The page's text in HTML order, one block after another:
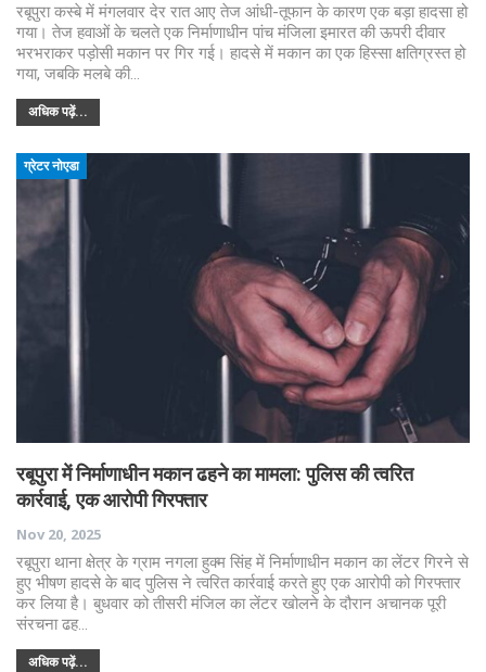
रबूपुरा कस्बे में मंगलवार देर रात आए तेज आंधी-तूफान के कारण एक बड़ा हादसा हो
गया। तेज हवाओं के चलते एक निर्माणाधीन पांच मंजिला इमारत की ऊपरी दीवार
भरभराकर पड़ोसी मकान पर गिर गई। हादसे में मकान का एक हिस्सा क्षतिग्रस्त हो
गया, जबकि मलबे की…
अधिक पढ़ें...
ग्रेटर नोएडा
रबूपुरा में निर्माणाधीन मकान ढहने का मामला: पुलिस की त्वरित
कार्रवाई, एक आरोपी गिरफ्तार
Nov 20, 2025
रबूपुरा थाना क्षेत्र के ग्राम नगला हुक्म सिंह में निर्माणाधीन मकान का लेंटर गिरने से
हुए भीषण हादसे के बाद पुलिस ने त्वरित कार्रवाई करते हुए एक आरोपी को गिरफ्तार
कर लिया है। बुधवार को तीसरी मंजिल का लेंटर खोलने के दौरान अचानक पूरी
संरचना ढह…
अधिक पढ़ें...